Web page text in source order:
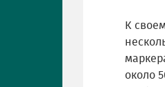
К
около